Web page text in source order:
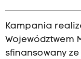
Kampania
Województwem
sfinansowany